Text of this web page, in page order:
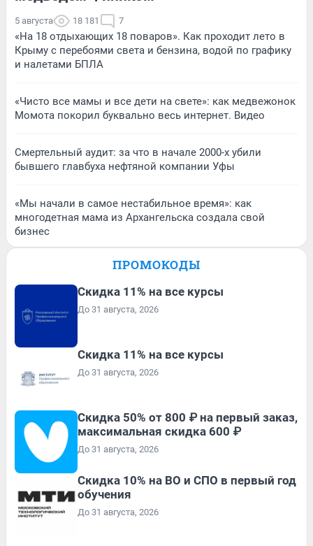
5 августа 18 181 7
«На 18 отдыхающих 18 поваров». Как проходит лето в
Крыму с перебоями света и бензина, водой по графику
и налетами БПЛА
«Чисто все мамы и все дети на свете»: как медвежонок
Момота покорил буквально весь интернет. Видео
Смертельный аудит: за что в начале 2000-х убили
бывшего главбуха нефтяной компании Уфы
«Мы начали в самое нестабильное время»: как
многодетная мама из Архангельска создала свой
бизнес
ПРОМОКОДЫ
Скидка 11% на все курсы
До 31 августа, 2026
Скидка 11% на все курсы
До 31 августа, 2026
Скидка 50% от 800 ₽ на первый заказ,
максимальная скидка 600 ₽
До 31 августа, 2026
Скидка 10% на ВО и СПО в первый год
обучения
До 31 августа, 2026